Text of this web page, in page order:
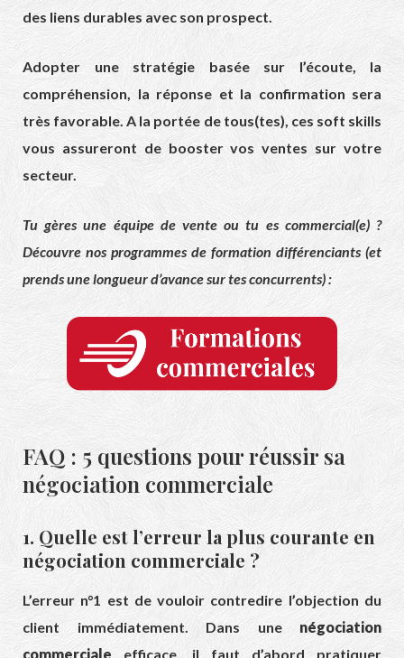
des liens durables avec son prospect.
Adopter une stratégie basée sur l’écoute, la
compréhension, la réponse et la confirmation sera
très favorable. A la portée de tous(tes), ces soft skills
vous assureront de booster vos ventes sur votre
secteur.
Tu gères une équipe de vente ou tu es commercial(e) ?
Découvre nos programmes de formation différenciants (et
prends une longueur d’avance sur tes concurrents) :
FAQ : 5 questions pour réussir sa
négociation commerciale
1. Quelle est l’erreur la plus courante en
négociation commerciale ?
L’erreur n°1 est de vouloir contredire l’objection du
client immédiatement. Dans une négociation
commerciale efficace, il faut d’abord pratiquer